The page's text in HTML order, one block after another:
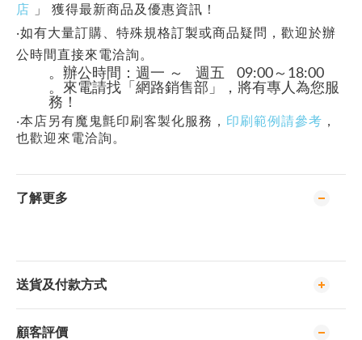
店
」 獲得最新商品及優惠資訊！
‧如有大量訂購、特殊規格訂製或商品疑問，歡迎於辦
公時間直接來電洽詢。
。辦公時間：週一 ～ 週五 09:00～18:00
。來電請找「網路銷售部」，將有專人為您服
務！
‧本店另有魔鬼氈印刷客製化服務， 印刷範例請參考 ，
也歡迎來電洽詢。
了解更多
送貨及付款方式
顧客評價